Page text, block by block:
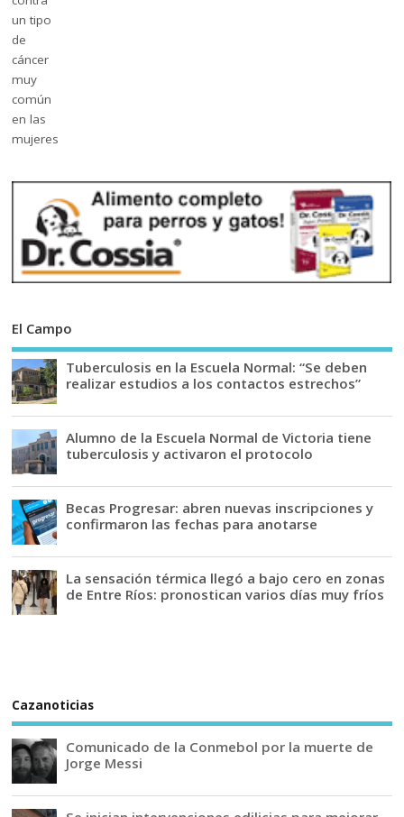
El Campo
Tuberculosis en la Escuela Normal: “Se deben
realizar estudios a los contactos estrechos”
Alumno de la Escuela Normal de Victoria tiene
tuberculosis y activaron el protocolo
Becas Progresar: abren nuevas inscripciones y
confirmaron las fechas para anotarse
La sensación térmica llegó a bajo cero en zonas
de Entre Ríos: pronostican varios días muy fríos
Cazanoticias
Comunicado de la Conmebol por la muerte de
Jorge Messi